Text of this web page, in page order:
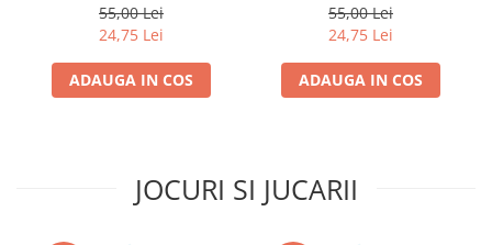
Disney Lorcana
Star Wars Unlimited
Riftbound League of Legends TCG
55,00 Lei
24,75 Lei
ADAUGA IN COS
55,00 Lei
24,75 Lei
ADAUGA IN COS
JOCURI SI JUCARII